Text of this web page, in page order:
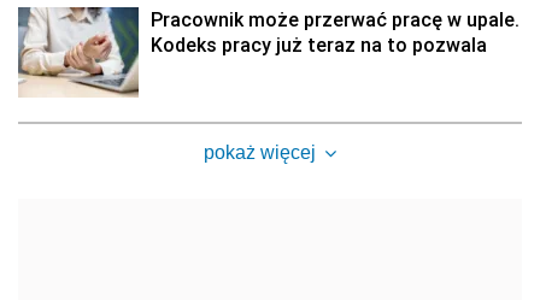
Pracownik może przerwać pracę w upale.
Kodeks pracy już teraz na to pozwala
pokaż więcej